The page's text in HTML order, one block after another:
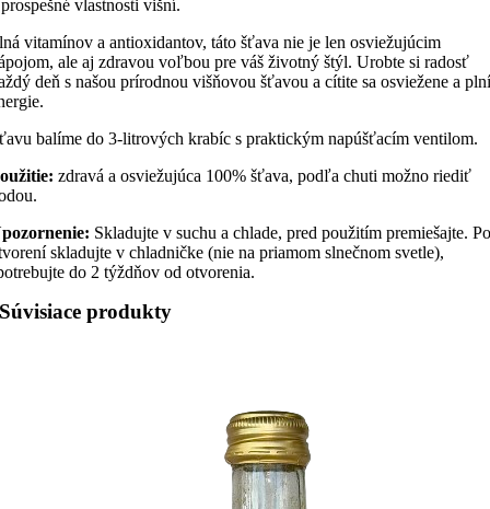
vlastnosti višní.
vitamínov a antioxidantov, táto šťava nie je len osviežujúcim
ale aj zdravou voľbou pre váš životný štýl. Urobte si radosť
deň s našou prírodnou višňovou šťavou a cítite sa osviežene a
balíme do 3-litrových krabíc s praktickým napúšťacím ventilom.
zdravá a osviežujúca 100% šťava, podľa chuti možno riediť
Skladujte v suchu a chlade, pred použitím premiešajte.
skladujte v chladničke (nie na priamom slnečnom svetle),
do 2 týždňov od otvorenia.
Súvisiace produkty